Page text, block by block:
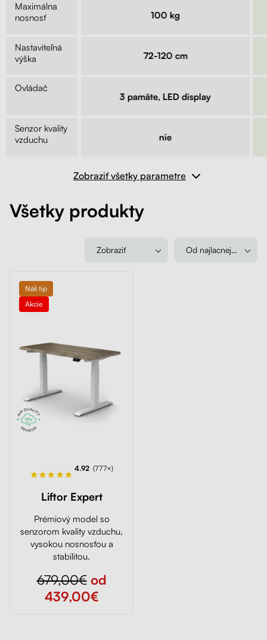
Maximálna
nosnosť
Nastaviteľná
výška
Ovládač
Senzor kvality
vzduchu
100 kg
72-120 cm
3 pamäte, LED display
nie
Zobraziť všetky parametre
Všetky produkty
Od najlacnejšieho
Zobraziť
Náš tip
Akcie
4.92 (777×)
Liftor Expert
Prémiový model so
senzorom kvality vzduchu,
vysokou nosnosťou a
stabilitou.
679,00€od
439,00€